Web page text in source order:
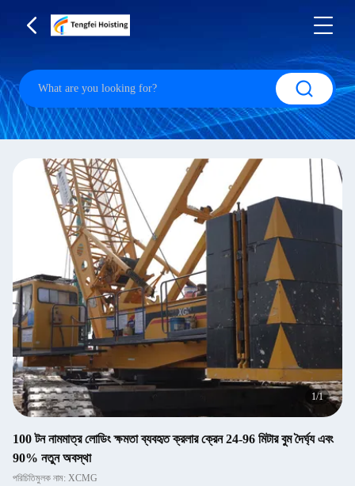
1/1
100 টন নামমাত্র লোডিং ক্ষমতা ব্যবহৃত ক্রলার ক্রেন 24-96 মিটার বুম দৈর্ঘ্য এবং
90% নতুন অবস্থা
পরিচিতিমুলক নাম: XCMG